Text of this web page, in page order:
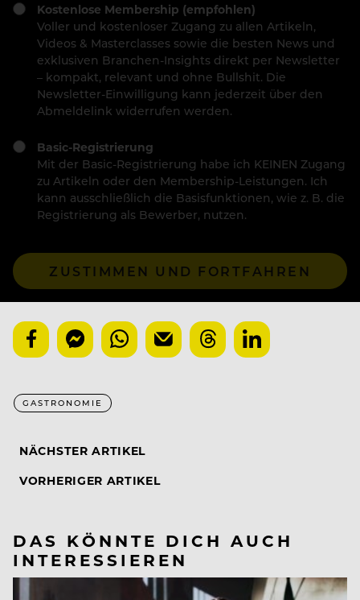
Kostenlose Membership (empfohlen)
Voller und kostenloser Zugang zu allen Artikeln,
Videos & Masterclasses sowie die besten News und
exklusiven Branchen-Insights direkt per Newsletter
– kompakt, relevant und ohne Bullshit. Die
Newsletter-Einwilligung kann jederzeit über den
Abmeldelink widerrufen werden.
Basic-Registrierung
Mit der Basic-Registrierung habe ich KEINEN Zugang
zu Artikeln oder den Membership-Leistungen. Ich
kann ausschließlich die Basisfunktionen, wie z. B. die
Registrierung als Bewerber, nutzen.
ZUSTIMMEN UND FORTFAHREN
GASTRONOMIE
NÄCHSTER ARTIKEL
VORHERIGER ARTIKEL
DAS KÖNNTE DICH AUCH
INTERESSIEREN